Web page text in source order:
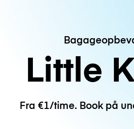
Little
Fra €1/time. Book på